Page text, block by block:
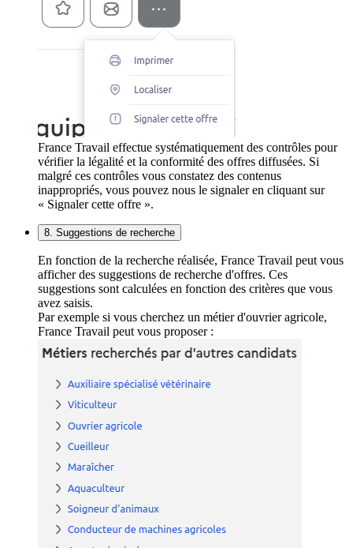
France Travail effectue systématiquement des contrôles pour
vérifier la légalité et la conformité des offres diffusées. Si
malgré ces contrôles vous constatez des contenus
inappropriés, vous pouvez nous le signaler en cliquant sur
« Signaler cette offre ».
8. Suggestions de recherche
En fonction de la recherche réalisée, France Travail peut vous
afficher des suggestions de recherche d'offres. Ces
suggestions sont calculées en fonction des critères que vous
avez saisis.
Par exemple si vous cherchez un métier d'ouvrier agricole,
France Travail peut vous proposer :